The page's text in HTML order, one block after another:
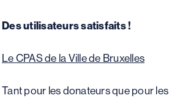
Des utilisateurs satisfaits !
Le CPAS de la Ville de Bruxelles
Tant pour les donateurs que pour